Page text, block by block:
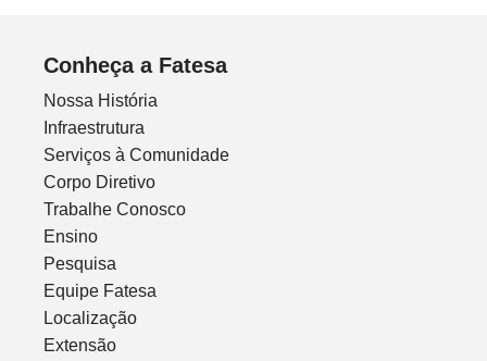
Conheça a Fatesa
Nossa História
Infraestrutura
Serviços à Comunidade
Corpo Diretivo
Trabalhe Conosco
Ensino
Pesquisa
Equipe Fatesa
Localização
Extensão